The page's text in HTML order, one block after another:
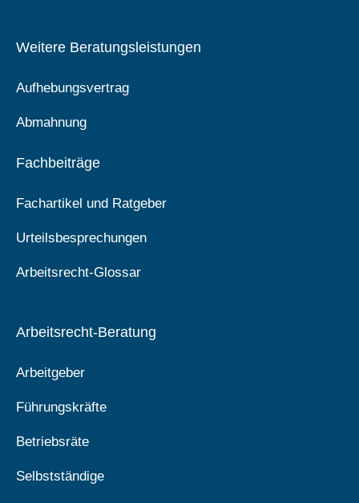
Weitere Beratungsleistungen
Aufhebungsvertrag
Abmahnung
Fachbeiträge
Fachartikel und Ratgeber
Urteilsbesprechungen
Arbeitsrecht-Glossar
Arbeitsrecht-Beratung
Arbeitgeber
Führungskräfte
Betriebsräte
Selbstständige